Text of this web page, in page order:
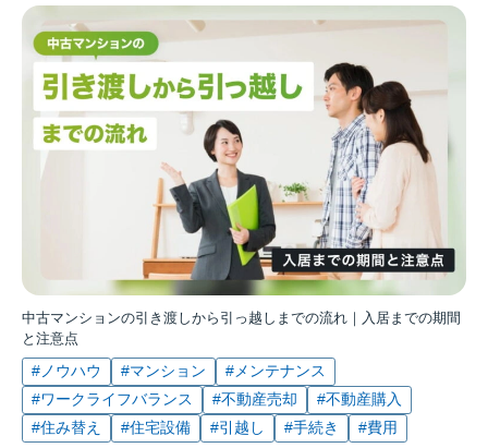
中古マンションの引き渡しから引っ越しまでの流れ｜入居までの期間
と注意点
#ノウハウ #マンション
#メンテナンス
#ワークライフバランス
#不動産売却
#不動産購入
#住み替え
#住宅設備 #引越し #手続き #費用